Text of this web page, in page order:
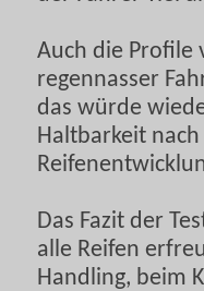
Auch die Profile
regennasser
das würde
Haltbarkeit
Das Fazit der
alle Reifen
Handling, beim